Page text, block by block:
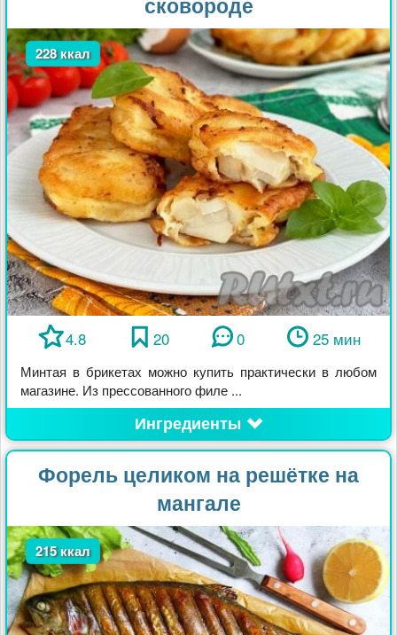
228 ккал
4.8 20 0 25 мин
Минтая в брикетах можно купить практически в любом
магазине. Из прессованного филе ...
Ингредиенты
Форель целиком на решётке на
мангале
215 ккал